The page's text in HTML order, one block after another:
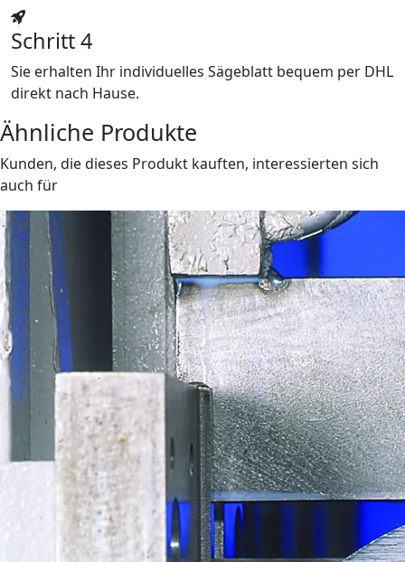
Schritt 4
Sie erhalten Ihr individuelles Sägeblatt bequem per DHL
direkt nach Hause.
Ähnliche Produkte
Kunden, die dieses Produkt kauften, interessierten sich
auch für